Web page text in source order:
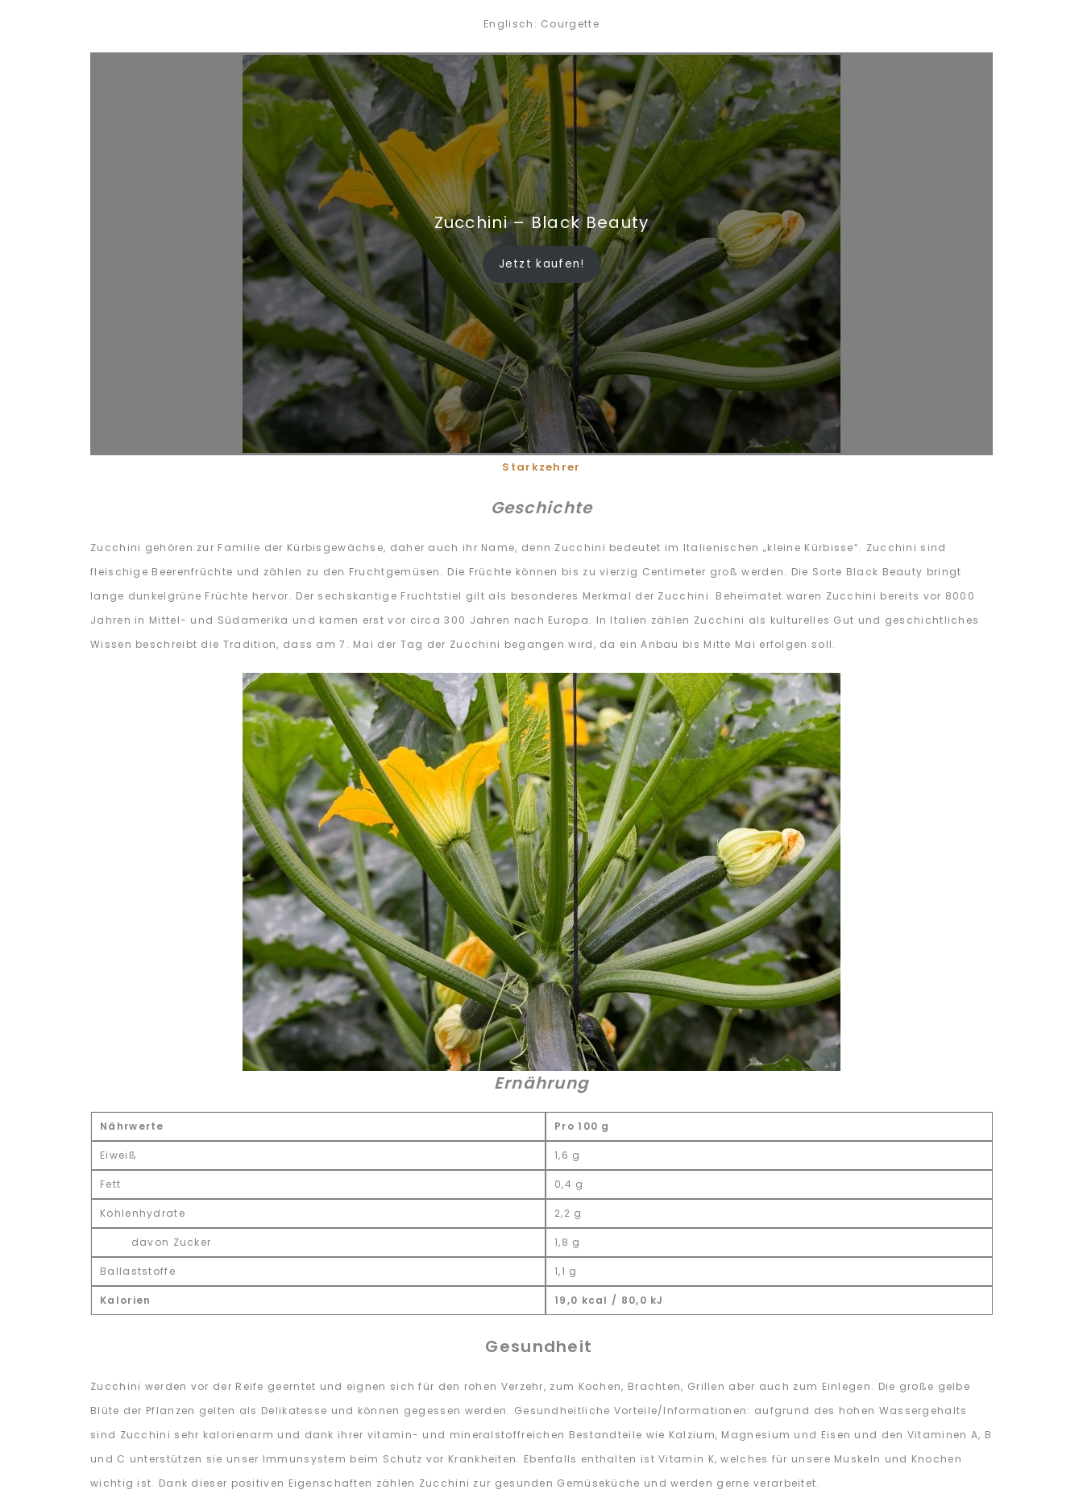
Englisch: Courgette
Zucchini – Black Beauty
Jetzt kaufen!
Starkzehrer
Geschichte
Zucchini gehören zur Familie der Kürbisgewächse, daher auch ihr Name, denn Zucchini bedeutet im Italienischen „kleine Kürbisse“. Zucchini sind
fleischige Beerenfrüchte und zählen zu den Fruchtgemüsen. Die Früchte können bis zu vierzig Centimeter groß werden. Die Sorte Black Beauty bringt
lange dunkelgrüne Früchte hervor. Der sechskantige Fruchtstiel gilt als besonderes Merkmal der Zucchini. Beheimatet waren Zucchini bereits vor 8000
Jahren in Mittel- und Südamerika und kamen erst vor circa 300 Jahren nach Europa. In Italien zählen Zucchini als kulturelles Gut und geschichtliches
Wissen beschreibt die Tradition, dass am 7. Mai der Tag der Zucchini begangen wird, da ein Anbau bis Mitte Mai erfolgen soll.
Ernährung
Nährwerte Pro 100 g
Eiweiß 1,6 g
Fett 0,4 g
Kohlenhydrate 2,2 g
davon Zucker 1,8 g
Ballaststoffe 1,1 g
Kalorien 19,0 kcal / 80,0 kJ
Gesundheit
Zucchini werden vor der Reife geerntet und eignen sich für den rohen Verzehr, zum Kochen, Brachten, Grillen aber auch zum Einlegen. Die große gelbe
Blüte der Pflanzen gelten als Delikatesse und können gegessen werden. Gesundheitliche Vorteile/Informationen: aufgrund des hohen Wassergehalts
sind Zucchini sehr kalorienarm und dank ihrer vitamin- und mineralstoffreichen Bestandteile wie Kalzium, Magnesium und Eisen und den Vitaminen A, B
und C unterstützen sie unser Immunsystem beim Schutz vor Krankheiten. Ebenfalls enthalten ist Vitamin K, welches für unsere Muskeln und Knochen
wichtig ist. Dank dieser positiven Eigenschaften zählen Zucchini zur gesunden Gemüseküche und werden gerne verarbeitet.